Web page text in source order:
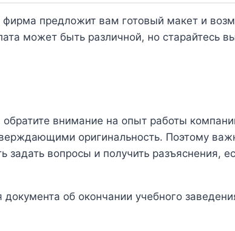
предложит вам готовый макет и
может быть различной, но старайтесь
внимание на опыт работы
оригинальность. Поэтому
вопросы и получить разъяснения,
об окончании учебного